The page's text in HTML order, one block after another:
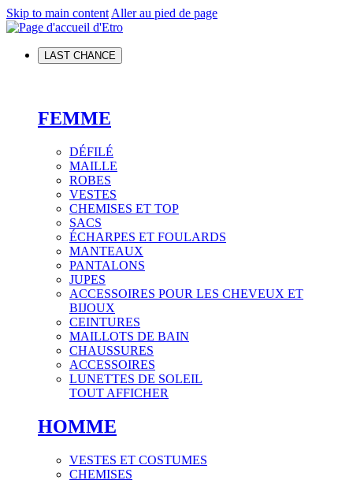
Skip to main content Aller au pied de page
LAST CHANCE
FEMME
DÉFILÉ
MAILLE
ROBES
VESTES
CHEMISES ET TOP
SACS
ÉCHARPES ET FOULARDS
MANTEAUX
PANTALONS
JUPES
ACCESSOIRES POUR LES CHEVEUX ET
BIJOUX
CEINTURES
MAILLOTS DE BAIN
CHAUSSURES
ACCESSOIRES
LUNETTES DE SOLEIL
TOUT AFFICHER
HOMME
VESTES ET COSTUMES
CHEMISES